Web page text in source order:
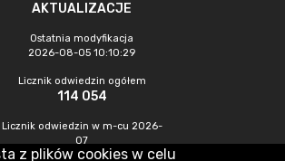
AKTUALIZACJE
Ostatnia modyfikacja
2026-08-05 10:10:29
Licznik odwiedzin ogółem
114 054
Licznik odwiedzin w m-cu 2026-
07
573
z plików cookies w celu